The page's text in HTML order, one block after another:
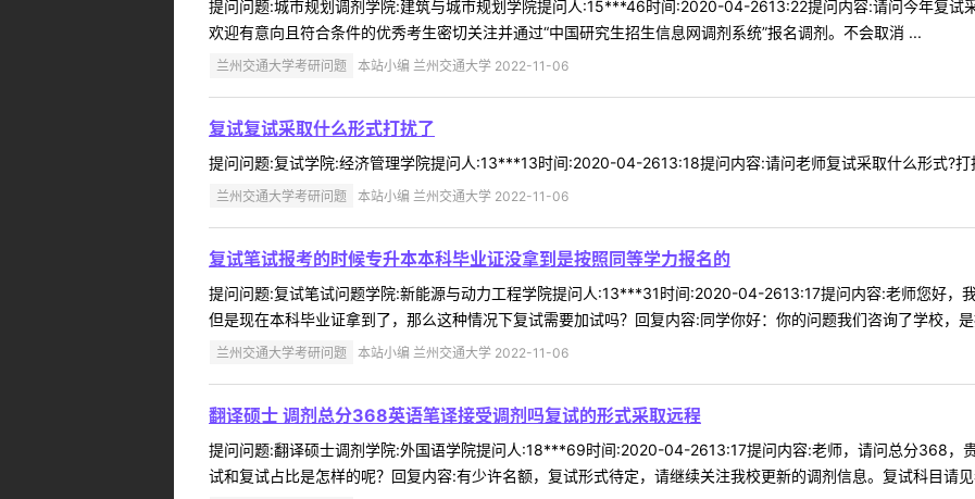
提问问题:城市规划调剂学院:建筑与城市规划学院提问人:15***46时间:2020-04-2613:22提问内容:请问今年复试
欢迎有意向且符合条件的优秀考生密切关注并通过“中国研究生招生信息网调剂系统”报名调剂。不会取消 ...
兰州交通大学考研问题 本站小编 兰州交通大学 2022-11-06
复试复试采取什么形式打扰了
提问问题:复试学院:经济管理学院提问人:13***13时间:2020-04-2613:18提问内容:请问老师复试采取什么形式?
兰州交通大学考研问题 本站小编 兰州交通大学 2022-11-06
复试笔试报考的时候专升本本科毕业证没拿到是按照同等学力报名的
提问问题:复试笔试问题学院:新能源与动力工程学院提问人:13***31时间:2020-04-2613:17提问内容:老师您好，
但是现在本科毕业证拿到了，那么这种情况下复试需要加试吗？回复内容:同学你好：你的问题我们咨询了学校，
兰州交通大学考研问题 本站小编 兰州交通大学 2022-11-06
翻译硕士 调剂总分368英语笔译接受调剂吗复试的形式采取远程
提问问题:翻译硕士调剂学院:外国语学院提问人:18***69时间:2020-04-2613:17提问内容:老师，请问总分368，
试和复试占比是怎样的呢？回复内容:有少许名额，复试形式待定，请继续关注我校更新的调剂信息。复试科目请